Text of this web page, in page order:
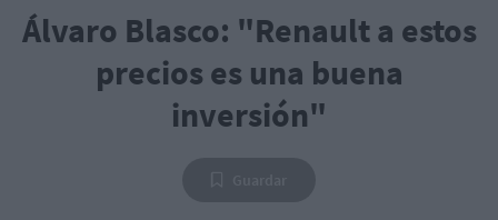
Álvaro Blasco: "Renault a estos
precios es una buena
inversión"